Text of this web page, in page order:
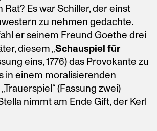
Es war Schiller, der einst
zu nehmen gedachte.
er seinem Freund Goethe drei
diesem „Schauspiel für
eins, 1776) das Provokante zu
in einem moralisierenden
(Fassung zwei)
nimmt am Ende Gift, der Kerl